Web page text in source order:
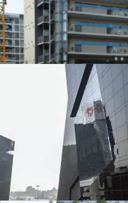
Asesoría y Supervisión
Lima, Perú
universitario / Centro
tecnológica de la
Aisladores sísmicos
Supervisión